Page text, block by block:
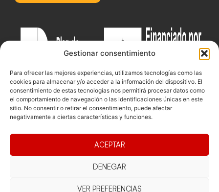
Gestionar consentimiento
Para ofrecer las mejores experiencias, utilizamos tecnologías como las
cookies para almacenar y/o acceder a la información del dispositivo. El
consentimiento de estas tecnologías nos permitirá procesar datos como
el comportamiento de navegación o las identificaciones únicas en este
sitio. No consentir o retirar el consentimiento, puede afectar
negativamente a ciertas características y funciones.
ACEPTAR
DENEGAR
VER PREFERENCIAS
Federació
Competicions
Competiciones
Documentacio
Funcionament
Transparència
Eleccions
Carrer de les